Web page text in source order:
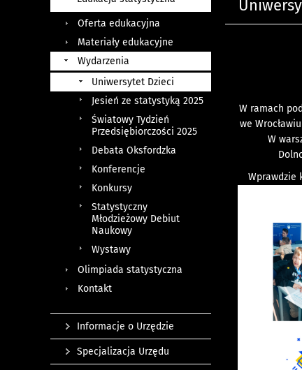
W ramach
we
W
Wprawdzie
Oferta edukacyjna
Materiały edukacyjne
Wydarzenia
Uniwersytet Dzieci
Jesień ze statystyką 2025
Światowy Tydzień
Przedsiębiorczości 2025
Debata Oksfordzka
Konferencje
Konkursy
Statystyczny
Młodzieżowy Debiut
Naukowy
Wystawy
Olimpiada statystyczna
Kontakt
Informacje o Urzędzie
Specjalizacja Urzędu